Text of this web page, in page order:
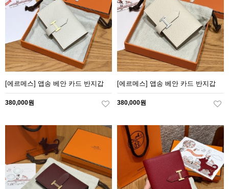
[에르메스] 앱송 베안 카드 반지갑
380,000원
[에르메스] 앱송 베안 카드 반지갑
380,000원